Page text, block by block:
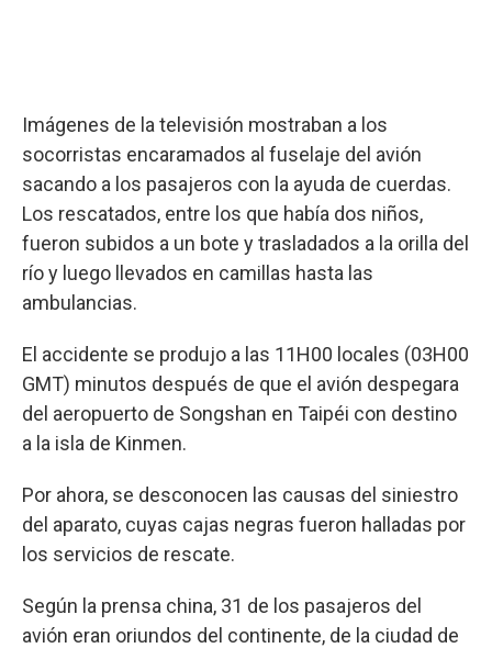
Imágenes de la televisión mostraban a los
socorristas encaramados al fuselaje del avión
sacando a los pasajeros con la ayuda de cuerdas.
Los rescatados, entre los que había dos niños,
fueron subidos a un bote y trasladados a la orilla del
río y luego llevados en camillas hasta las
ambulancias.
El accidente se produjo a las 11H00 locales (03H00
GMT) minutos después de que el avión despegara
del aeropuerto de Songshan en Taipéi con destino
a la isla de Kinmen.
Por ahora, se desconocen las causas del siniestro
del aparato, cuyas cajas negras fueron halladas por
los servicios de rescate.
Según la prensa china, 31 de los pasajeros del
avión eran oriundos del continente, de la ciudad de